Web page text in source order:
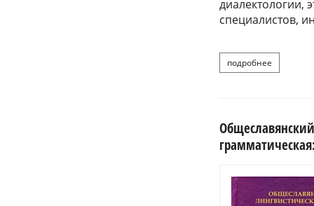
диалектологии,
специалистов,
подробнее